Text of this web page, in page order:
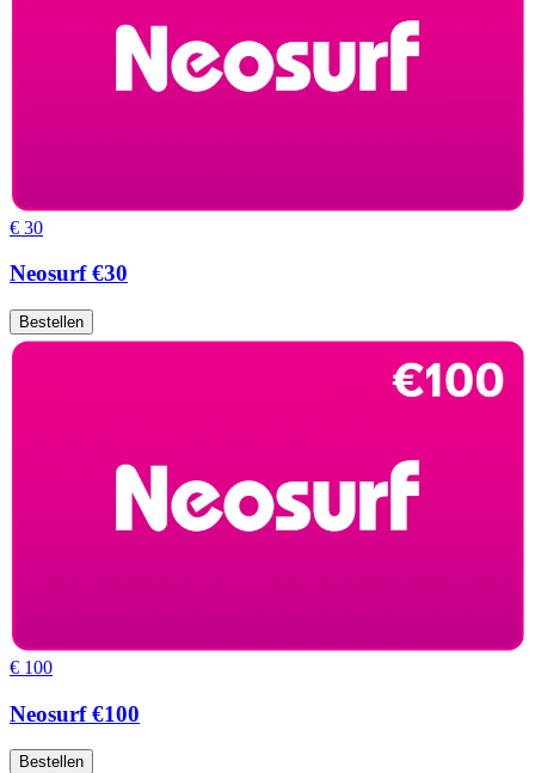
€ 30
Neosurf €30
Bestellen
€ 100
Neosurf €100
Bestellen